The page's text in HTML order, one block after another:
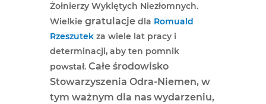
Żołnierzy Wyklętych Niezłomnych.
Wielkie gratulacje dla Romuald
Rzeszutek za wiele lat pracy i
determinacji, aby ten pomnik
powstał. Całe środowisko
Stowarzyszenia Odra-Niemen, w
tym ważnym dla nas wydarzeniu,